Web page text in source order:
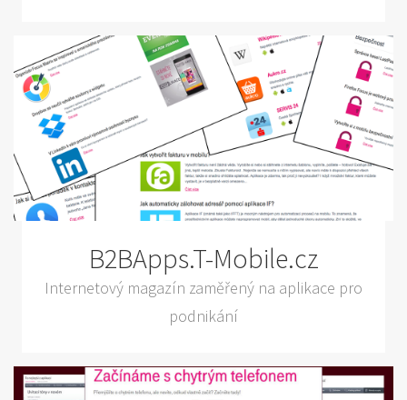
B2BApps.T-Mobile.cz
Internetový magazín zaměřený na aplikace pro
podnikání